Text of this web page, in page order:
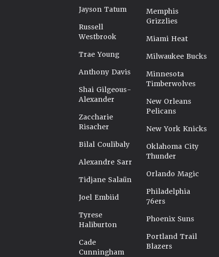
Jayson Tatum
Russell
Westbrook
Trae Young
Anthony Davis
Shai Gilgeous-
Alexander
Zaccharie
Risacher
Bilal Coulibaly
Alexandre Sarr
Tidjane Salaün
Joel Embiid
Tyrese
Haliburton
Cade
Cunningham
Memphis
Grizzlies
Miami Heat
Milwaukee Bucks
Minnesota
Timberwolves
New Orleans
Pelicans
New York Knicks
Oklahoma City
Thunder
Orlando Magic
Philadelphia
76ers
Phoenix Suns
Portland Trail
Blazers